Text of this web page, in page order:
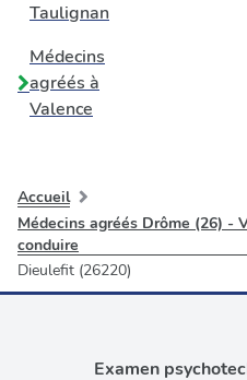
Taulignan
Médecins
agréés à
Valence
Accueil
Médecins agréés Drôme (26) -
conduire
Dieulefit (26220)
Examen